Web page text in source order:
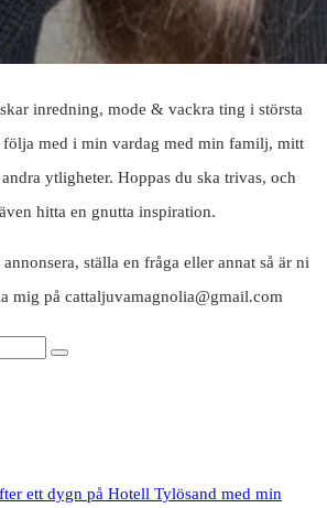
inredning, mode & vackra ting i största
med i min vardag med min familj, mitt
ytligheter. Hoppas du ska trivas, och
hitta en gnutta inspiration.
ställa en fråga eller annat så är ni
mig på cattaljuvamagnolia@gmail.com
ett dygn på Hotell Tylösand med min